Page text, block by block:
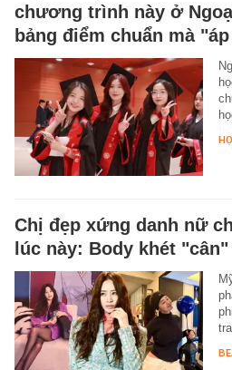
chương trình này ở
bảng điểm chuẩn mà
Chị đẹp xứng danh nữ
lúc này: Body khét